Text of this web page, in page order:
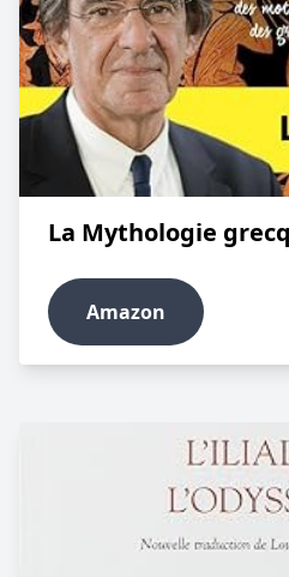
La Mythologie
Amazon